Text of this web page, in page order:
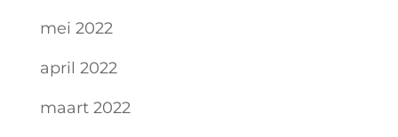
mei 2022
april 2022
maart 2022